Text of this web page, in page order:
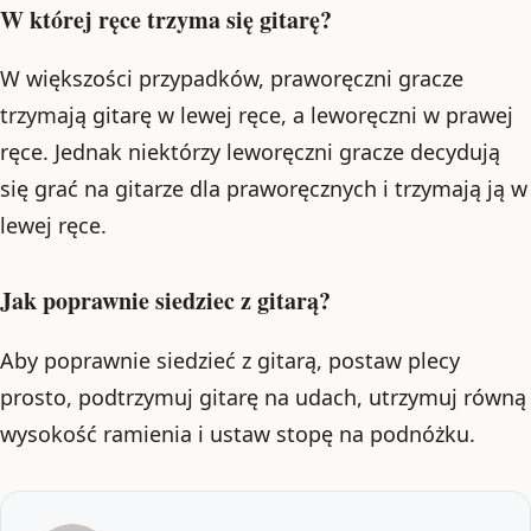
W której ręce trzyma się gitarę?
W większości przypadków, praworęczni gracze
trzymają gitarę w lewej ręce, a leworęczni w prawej
ręce. Jednak niektórzy leworęczni gracze decydują
się grać na gitarze dla praworęcznych i trzymają ją w
lewej ręce.
Jak poprawnie siedziec z gitarą?
Aby poprawnie siedzieć z gitarą, postaw plecy
prosto, podtrzymuj gitarę na udach, utrzymuj równą
wysokość ramienia i ustaw stopę na podnóżku.